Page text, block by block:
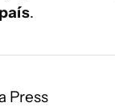
.
Press